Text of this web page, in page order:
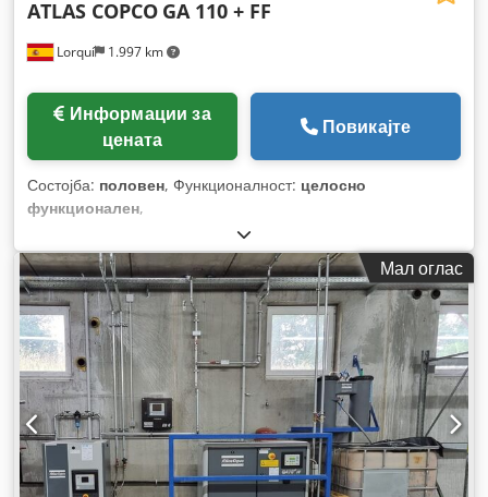
Lorquí 1.997 km
ATLAS COPCO GA 110 + FF
цената
Повикајте
Состојба: половен, Функционалност: целосно
функционален,
Мал оглас